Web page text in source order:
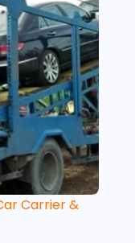
Carrier &